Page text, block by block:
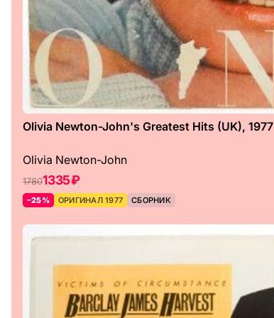
Olivia Newton-John's Greatest Hits (UK), 1977
Olivia Newton-John
17801335 ₽
–25% ОРИГИНАЛ 1977 СБОРНИК